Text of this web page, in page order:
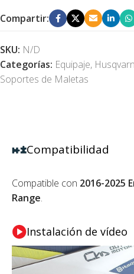
Compartir:
SKU: N/D
Categorías: Equipaje,
Soportes de Maletas
Compatibilidad
Compatible con 2016-2025
Range.
Instalación de vídeo